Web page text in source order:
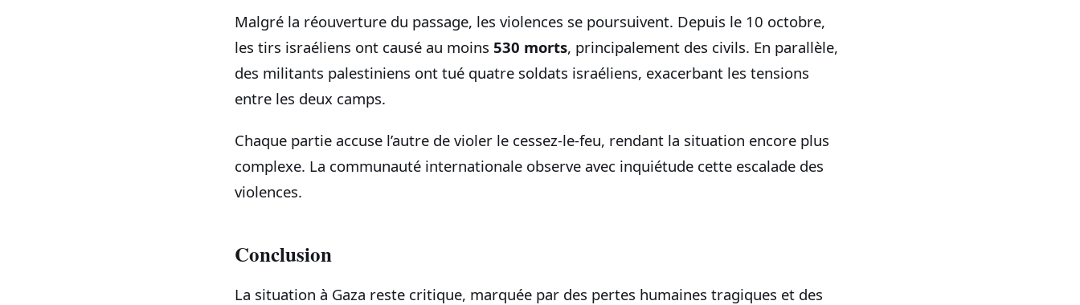
Malgré la réouverture du passage, les violences se poursuivent. Depuis le 10 octobre,
les tirs israéliens ont causé au moins 530 morts, principalement des civils. En parallèle,
des militants palestiniens ont tué quatre soldats israéliens, exacerbant les tensions
entre les deux camps.
Chaque partie accuse l’autre de violer le cessez-le-feu, rendant la situation encore plus
complexe. La communauté internationale observe avec inquiétude cette escalade des
violences.
Conclusion
La situation à Gaza reste critique, marquée par des pertes humaines tragiques et des